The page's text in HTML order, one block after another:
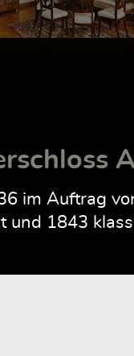
im Auftrag
und 1843